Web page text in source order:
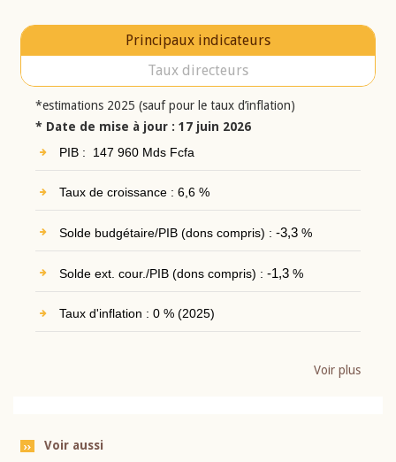
Principaux indicateurs
Taux directeurs
*estimations 2025 (sauf pour le taux d’inflation)
* Date de mise à jour : 17 juin 2026
PIB : 147 960 Mds Fcfa
Taux de croissance : 6,6 %
Solde budgétaire/PIB (dons compris) : -3,3%
Solde ext. cour./PIB (dons compris) : -1,3%
Taux d'inflation : 0 % (2025)
Voir plus
Voir aussi